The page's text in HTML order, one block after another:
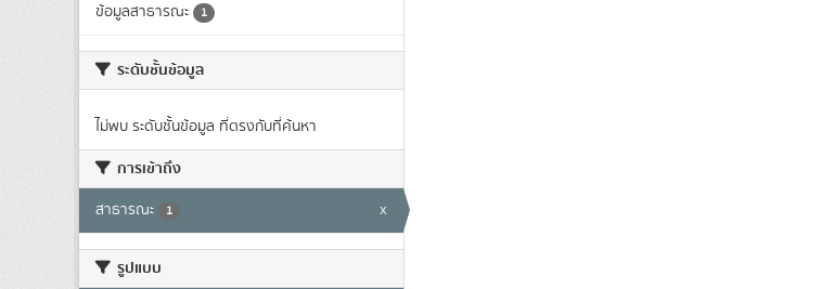
ข้อมูลสาธารณะ 1
ระดับชั้นข้อมูล
ไม่พบ ระดับชั้นข้อมูล ที่ตรงกับที่ค้นหา
การเข้าถึง
สาธารณะ 1 x
รูปแบบ